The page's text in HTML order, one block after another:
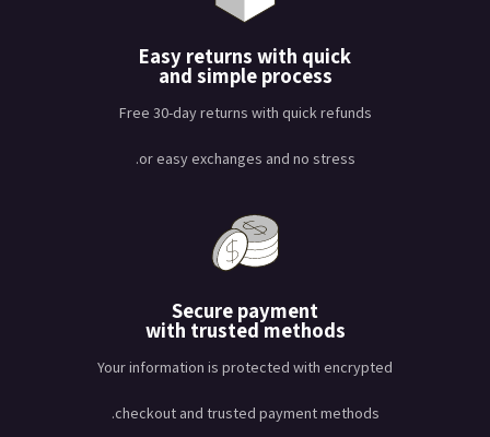
Easy returns with quick
and simple process
Free 30-day returns with quick refunds
or easy exchanges and no stress.
Secure payment
with trusted methods
Your information is protected with encrypted
checkout and trusted payment methods.